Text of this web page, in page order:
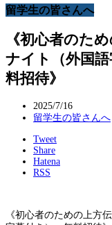
留学生の皆さんへ
《初心者のた
ナイト（外国
料招待》
2025/7/16
留学生の皆さんへ
Tweet
Share
Hatena
RSS
《初心者のための上方